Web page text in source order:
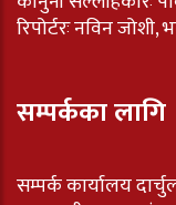
रिपोर्टरः नविन
सम्पर्कका लागि
सम्पर्क कार्यालय